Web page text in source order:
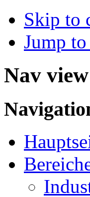
Skip to
Jump
Nav